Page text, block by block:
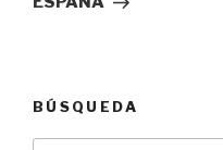
BÚSQUEDA